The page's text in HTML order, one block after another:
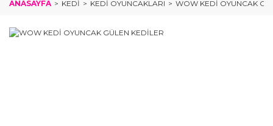
ANASAYFA KEDI KEDI OYUNCAKLARI WOW KEDİ OYUNCAK